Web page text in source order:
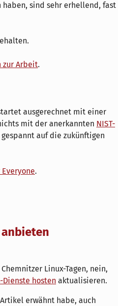
sind sehr erhellend, fast
zur Arbeit.
ausgerechnet mit einer
mit der anerkannten NIST-
auf die zukünftigen
Everyone.
anbieten
Linux-Tagen, nein,
Dienste hosten aktualisieren.
erwähnt habe, auch